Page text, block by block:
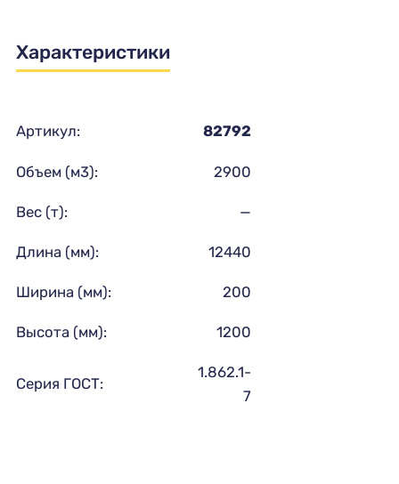
Характеристики
Артикул: 82792
Объем (м3): 2900
Вес (т): —
Длина (мм): 12440
Ширина (мм): 200
Высота (мм): 1200
Серия ГОСТ:
1.862.1-
7